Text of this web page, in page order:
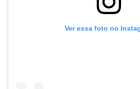
Ver essa foto no